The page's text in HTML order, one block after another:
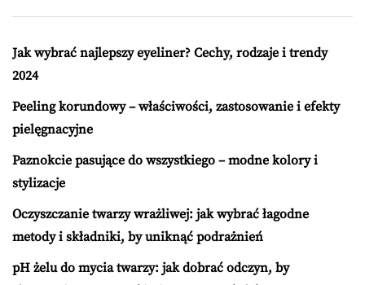
Jak wybrać najlepszy eyeliner? Cechy, rodzaje i trendy
2024
Peeling korundowy – właściwości, zastosowanie i efekty
pielęgnacyjne
Paznokcie pasujące do wszystkiego – modne kolory i
stylizacje
Oczyszczanie twarzy wrażliwej: jak wybrać łagodne
metody i składniki, by uniknąć podrażnień
pH żelu do mycia twarzy: jak dobrać odczyn, by